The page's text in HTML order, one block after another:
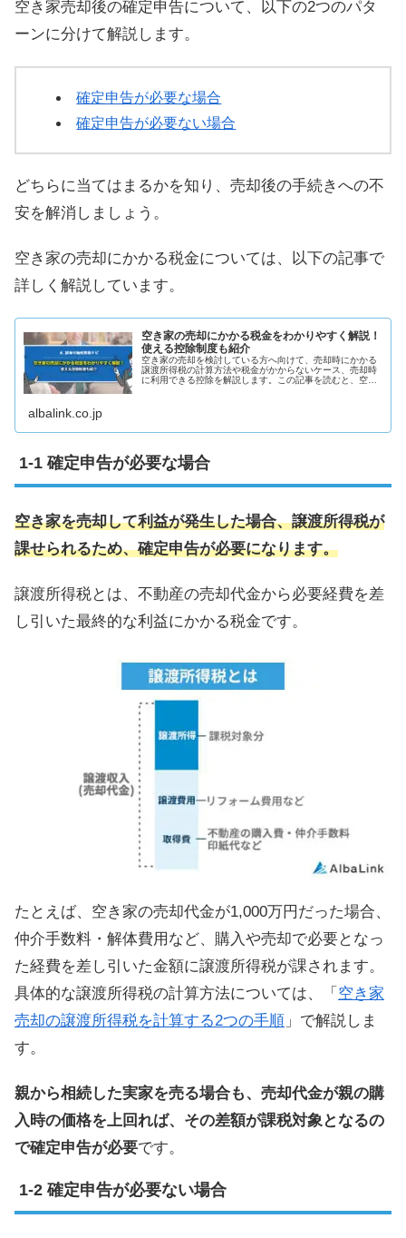
空き家売却後の確定申告について、以下の2つのパタ
ーンに分けて解説します。
確定申告が必要な場合
確定申告が必要ない場合
どちらに当てはまるかを知り、売却後の手続きへの不
安を解消しましょう。
空き家の売却にかかる税金については、以下の記事で
詳しく解説しています。
空き家の売却にかかる税金をわかりやすく解説！
使える控除制度も紹介
空き家の売却を検討している方へ向けて、売却時にかかる
譲渡所得税の計算方法や税金がかからないケース、売却時
に利用できる控除を解説します。この記事を読むと、空き
albalink.co.jp
確定申告が必要な場合
空き家を売却して利益が発生した場合、譲渡所得税が
課せられるため、確定申告が必要になります。
譲渡所得税とは、不動産の売却代金から必要経費を差
し引いた最終的な利益にかかる税金です。
たとえば、空き家の売却代金が1,000万円だった場合、
仲介手数料・解体費用など、購入や売却で必要となっ
た経費を差し引いた金額に譲渡所得税が課されます。
具体的な譲渡所得税の計算方法については、「 空き家
売却の譲渡所得税を計算する2つの手順 」で解説しま
す。
親から相続した実家を売る場合も、売却代金が親の購
入時の価格を上回れば、その差額が課税対象となるの
で確定申告が必要です。
確定申告が必要ない場合